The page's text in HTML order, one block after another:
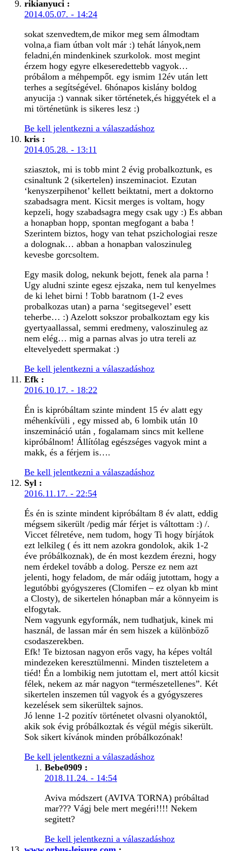
rikianyuci :
2014.05.07. - 14:24
sokat szenvedtem,de mikor meg sem álmodtam
volna,a fiam útban volt már :) tehát lányok,nem
feladni,én mindenkinek szurkolok. most megint
érzem hogy egyre elkeseredettebb vagyok…
próbálom a méhpempőt. egy ismim 12év után lett
terhes a segítségével. 6hónapos kislány boldog
anyucija :) vannak siker történetek,és higgyétek el a
mi történetünk is sikeres lesz :)
Be kell jelentkezni a válaszadáshoz
kris :
2014.05.28. - 13:11
sziasztok, mi is tobb mint 2 évig probalkoztunk, es
csinaltunk 2 (sikertelen) inszeminaciot. Ezutan
‘kenyszerpihenot’ kellett beiktatni, mert a doktorno
szabadsagra ment. Kicsit merges is voltam, hogy
kepzeli, hogy szabadsagra megy csak ugy :) Es abban
a honapban hopp, spontan megfogant a baba !
Szerintem biztos, hogy van tehat pszichologiai resze
a dolognak… abban a honapban valoszinuleg
kevesbe gorcsoltem.
Egy masik dolog, nekunk bejott, fenek ala parna !
Ugy aludni szinte egesz ejszaka, nem tul kenyelmes
de ki lehet birni ! Tobb baratnom (1-2 eves
probalkozas utan) a parna ‘segitsegevel’ esett
teherbe… :) Azelott sokszor probalkoztam egy kis
gyertyaallassal, semmi eredmeny, valoszinuleg az
nem elég… mig a parnas alvas jo utra tereli az
eltevelyedett spermakat :)
Be kell jelentkezni a válaszadáshoz
Efk :
2016.10.17. - 18:22
Én is kipróbáltam szinte mindent 15 év alatt egy
méhenkívüli , egy missed ab, 6 lombik után 10
inszemináció után , fogalamam sincs mit kellene
kipróbálnom! Állítólag egészséges vagyok mint a
makk, és a férjem is….
Be kell jelentkezni a válaszadáshoz
Syl :
2016.11.17. - 22:54
És én is szinte mindent kipróbáltam 8 év alatt, eddig
mégsem sikerült /pedig már férjet is váltottam :) /.
Viccet félretéve, nem tudom, hogy Ti hogy bírjátok
ezt lelkileg ( és itt nem azokra gondolok, akik 1-2
éve próbálkoznak), de én most kezdem érezni, hogy
nem érdekel tovább a dolog. Persze ez nem azt
jelenti, hogy feladom, de már odáig jutottam, hogy a
legutóbbi gyógyszeres (Clomifen – ez olyan kb mint
a Closty), de sikertelen hónapban már a könnyeim is
elfogytak.
Nem vagyunk egyformák, nem tudhatjuk, kinek mi
használ, de lassan már én sem hiszek a különböző
csodaszerekben.
Efk! Te biztosan nagyon erős vagy, ha képes voltál
mindezeken keresztülmenni. Minden tiszteletem a
tiéd! Én a lombikig nem jutottam el, mert attól kicsit
félek, nekem az már nagyon “természetellenes”. Két
sikertelen inszemen túl vagyok és a gyógyszeres
kezelések sem sikerültek sajnos.
Jó lenne 1-2 pozitív történetet olvasni olyanoktól,
akik sok évig próbálkoztak és végül mégis sikerült.
Sok sikert kívánok minden próbálkozónak!
Be kell jelentkezni a válaszadáshoz
Bebe0909 :
2018.11.24. - 14:54
Aviva módszert (AVIVA TORNA) próbáltad
mar??? Vágj bele mert megéri!!!! Nekem
segitett?
Be kell jelentkezni a válaszadáshoz